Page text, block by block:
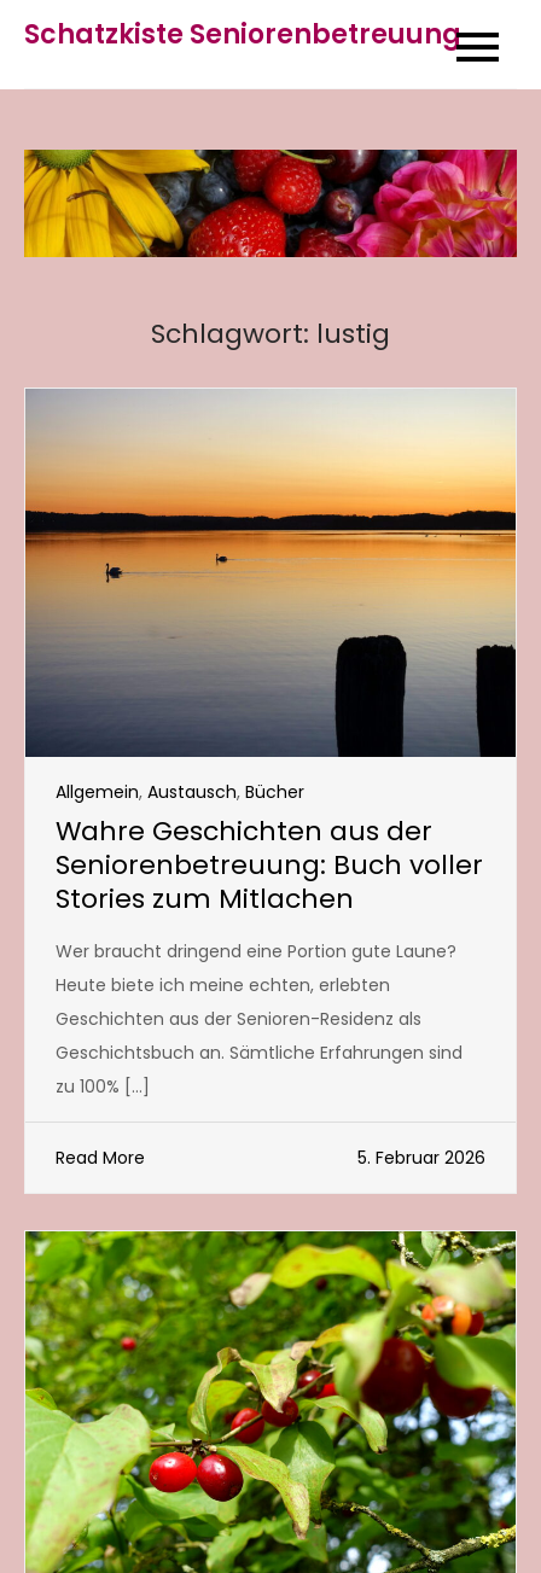
content
Schatzkiste Seniorenbetreuung
Schlagwort: lustig
Allgemein, Austausch, Bücher
Wahre Geschichten aus der
Seniorenbetreuung: Buch voller
Stories zum Mitlachen
Wer braucht dringend eine Portion gute Laune?
Heute biete ich meine echten, erlebten
Geschichten aus der Senioren-Residenz als
Geschichtsbuch an. Sämtliche Erfahrungen sind
zu 100% […]
Read More 5. Februar 2026